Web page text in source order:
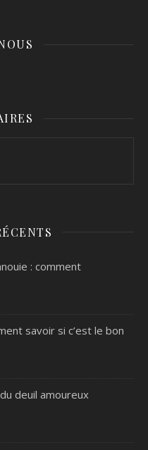
: comment
savoir si c’est le bon
deuil amoureux